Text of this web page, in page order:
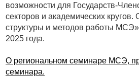
возможности для Государств-
секторов и академических кругов.
структуры и методов работы МСЭ»
2025 года.
О региональном семинаре МСЭ,
семинара.